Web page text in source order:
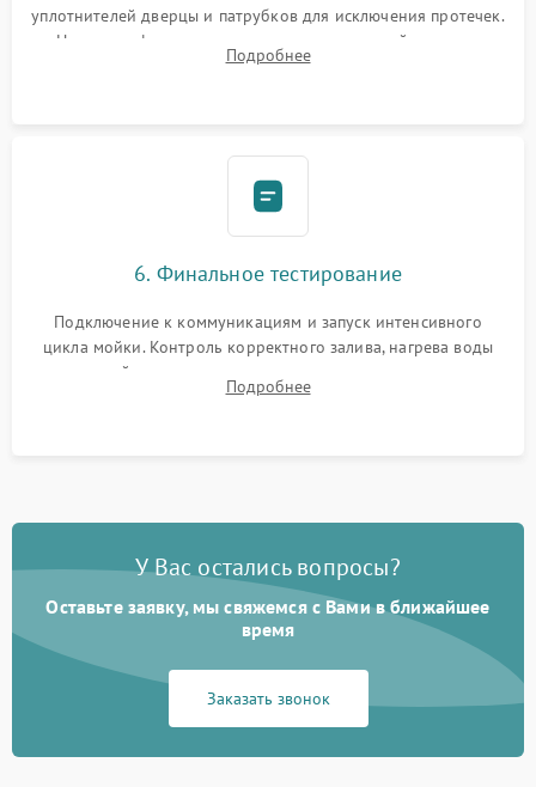
уплотнителей дверцы и патрубков для исключения протечек.
Надежная фиксация хомутов гидравлической системы,
сборка корпуса и установка датчика поплавка.
Подробнее
6. Финальное тестирование
Подключение к коммуникациям и запуск интенсивного
цикла мойки. Контроль корректного залива, нагрева воды
до нужной температуры, отсутствия посторонних шумов,
штатного слива и абсолютной сухости в поддоне.
Подробнее
У Вас остались вопросы?
Оставьте заявку, мы свяжемся с Вами в ближайшее
время
Заказать звонок